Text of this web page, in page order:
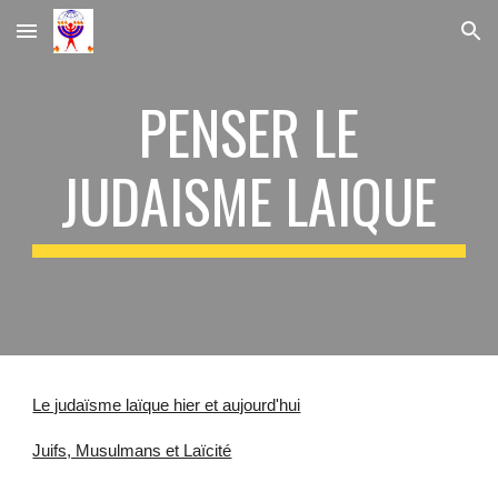
Skip to main content Skip to navigation
PENSER LE
JUDAISME LAIQUE
Le judaïsme laïque hier et aujourd'hui
Juifs, Musulmans et Laïcité